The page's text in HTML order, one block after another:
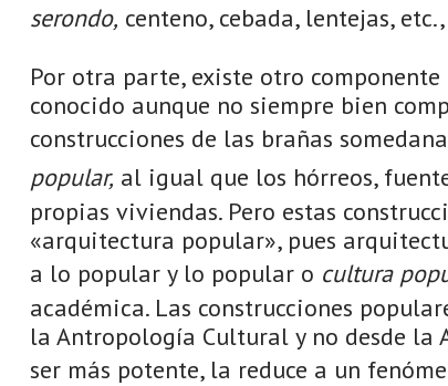
serondo, centeno, cebada, lentejas,
Por otra parte, existe otro
conocido aunque no siempre bien
construcciones de las brañas
popular, al igual que los hórreos,
propias viviendas. Pero estas
«arquitectura popular», pues
a lo popular y lo popular o cultura
académica. Las construcciones
la Antropología Cultural y no desde
ser más potente, la reduce a un